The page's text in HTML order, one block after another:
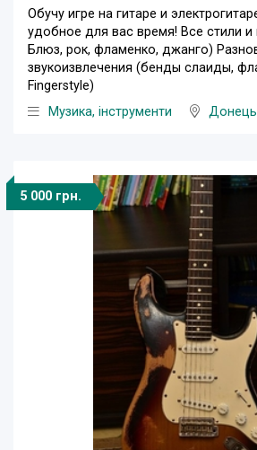
Обучу игре на гитаре и
удобное для вас время! Все стили и
Блюз, рок, фламенко, джанго)
звукоизвлечения (бенды слаиды,
Fingerstyle)
Музика, інструменти
5 000 грн.